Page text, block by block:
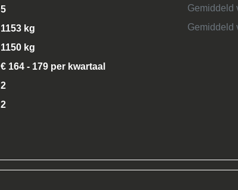
5
1153 kg
1150 kg
€ 164 - 179 per kwartaal
2
2
Gemiddeld
Gemiddeld